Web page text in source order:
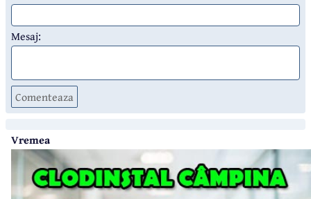
Mesaj:
Comenteaza
Vremea